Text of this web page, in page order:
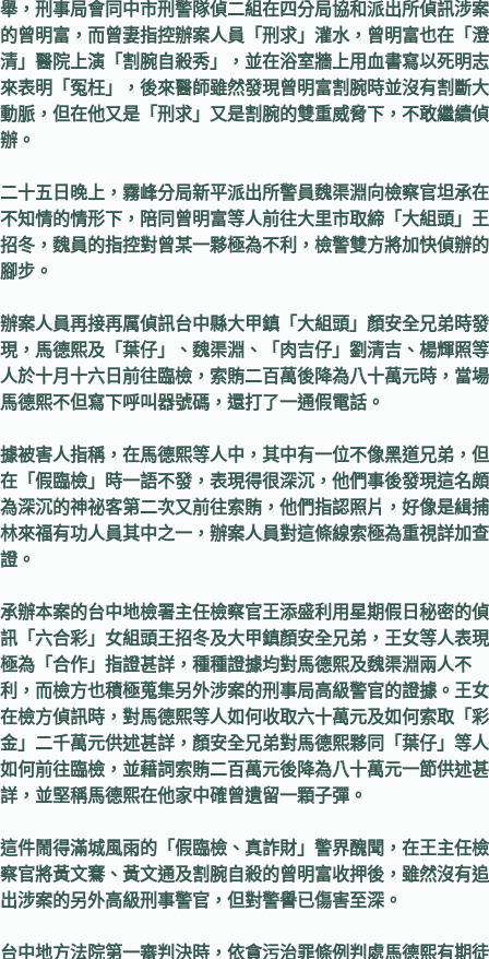
舉，刑事局會同中市刑警隊偵二組在四分局協和派出所偵訊涉案
的曾明富，而曾妻指控辦案人員「刑求」灌水，曾明富也在「澄
清」醫院上演「割腕自殺秀」，並在浴室牆上用血書寫以死明志
來表明「冤枉」，後來醫師雖然發現曾明富割腕時並沒有割斷大
動脈，但在他又是「刑求」又是割腕的雙重威脅下，不敢繼續偵
辦。
二十五日晚上，霧峰分局新平派出所警員魏渠淵向檢察官坦承在
不知情的情形下，陪同曾明富等人前往大里市取締「大組頭」王
招冬，魏員的指控對曾某一夥極為不利，檢警雙方將加快偵辦的
腳步。
辦案人員再接再厲偵訊台中縣大甲鎮「大組頭」顏安全兄弟時發
現，馬德熙及「葉仔」、魏渠淵、「肉吉仔」劉清吉、楊輝照等
人於十月十六日前往臨檢，索賄二百萬後降為八十萬元時，當場
馬德熙不但寫下呼叫器號碼，還打了一通假電話。
據被害人指稱，在馬德熙等人中，其中有一位不像黑道兄弟，但
在「假臨檢」時一語不發，表現得很深沉，他們事後發現這名頗
為深沉的神祕客第二次又前往索賄，他們指認照片，好像是緝捕
林來福有功人員其中之一，辦案人員對這條線索極為重視詳加查
證。
承辦本案的台中地檢署主任檢察官王添盛利用星期假日秘密的偵
訊「六合彩」女組頭王招冬及大甲鎮顏安全兄弟，王女等人表現
極為「合作」指證甚詳，種種證據均對馬德熙及魏渠淵兩人不
利，而檢方也積極蒐集另外涉案的刑事局高級警官的證據。王女
在檢方偵訊時，對馬德熙等人如何收取六十萬元及如何索取「彩
金」二千萬元供述甚詳，顏安全兄弟對馬德熙夥同「葉仔」等人
如何前往臨檢，並藉詞索賄二百萬元後降為八十萬元一節供述甚
詳，並堅稱馬德熙在他家中確曾遺留一顆子彈。
這件鬧得滿城風雨的「假臨檢、真詐財」警界醜聞，在王主任檢
察官將黃文騫、黃文通及割腕自殺的曾明富收押後，雖然沒有追
出涉案的另外高級刑事警官，但對警譽已傷害至深。
台中地方法院第一審判決時，依貪污治罪條例判處馬德熙有期徒